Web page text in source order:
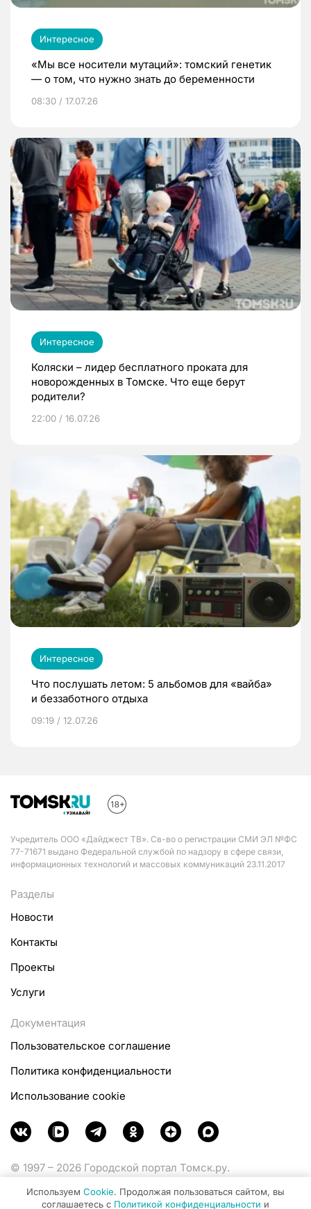
Интересное
«Мы все носители мутаций»: томский генетик
— о том, что нужно знать до беременности
08:30 / 17.07.26
Интересное
Коляски – лидер бесплатного проката для
новорожденных в Томске. Что еще берут
родители?
22:00 / 16.07.26
Интересное
Что послушать летом: 5 альбомов для «вайба»
и беззаботного отдыха
09:19 / 12.07.26
Учредитель ООО «Дайджест ТВ». Св-во о регистрации СМИ ЭЛ №ФС
77-71671 выдано Федеральной службой по надзору в сфере связи,
информационных технологий и массовых коммуникаций 23.11.2017
Разделы
Новости
Контакты
Проекты
Услуги
Документация
Пользовательское соглашение
Политика конфиденциальности
Использование cookie
© 1997 – 2026 Городской портал Томск.ру.
Министерства цифрового развития, связи и массовых
Используем Cookie. Продолжая пользоваться сайтом, вы
соглашаетесь с Политикой конфиденциальности и